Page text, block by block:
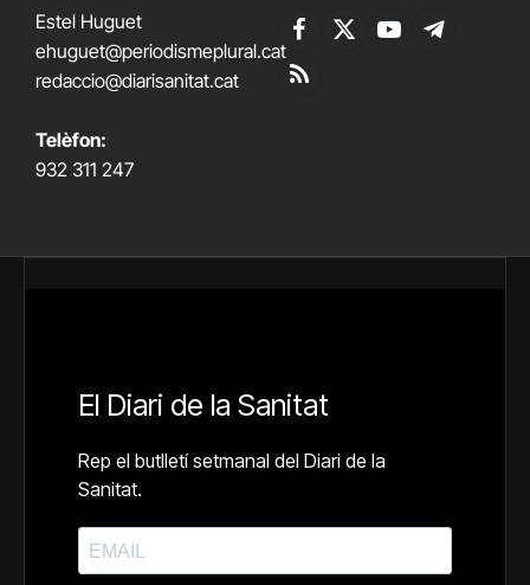
Estel Huguet
ehuguet@periodismeplural.cat
redaccio@diarisanitat.cat
Telèfon:
932 311 247
Facebook
X
YouTubeTelegram
RSS